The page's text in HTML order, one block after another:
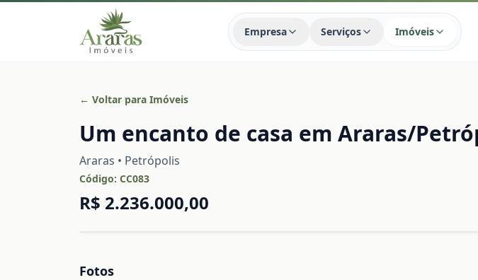
Empresa Serviços Imóveis
← Voltar para Imóveis
Um encanto de casa em Araras/
Araras • Petrópolis
Código: CC083
R$ 2.236.000,00
Fotos